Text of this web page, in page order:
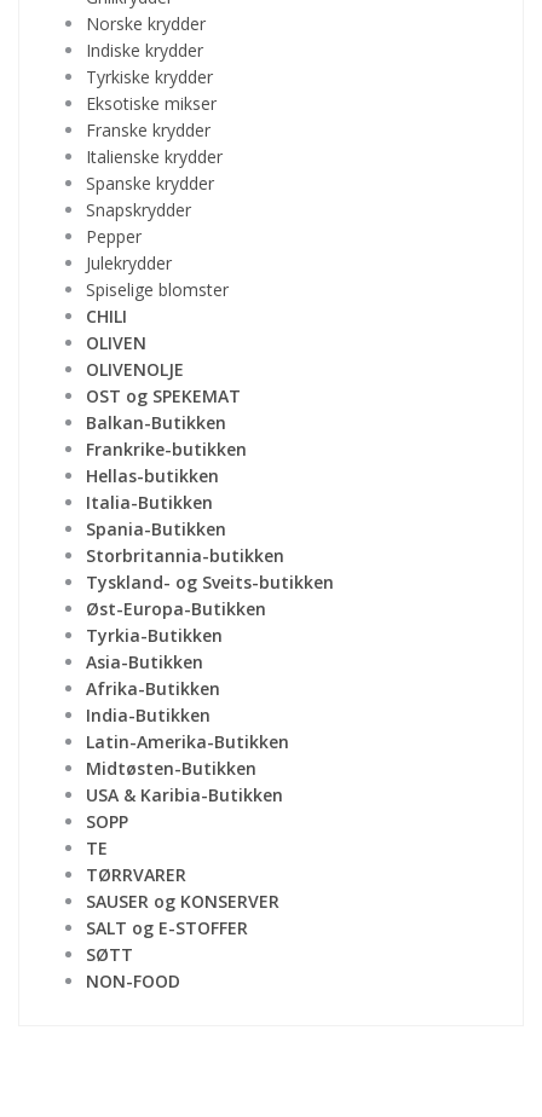
Norske krydder
Indiske krydder
Tyrkiske krydder
Eksotiske mikser
Franske krydder
Italienske krydder
Spanske krydder
Snapskrydder
Pepper
Julekrydder
Spiselige blomster
CHILI
OLIVEN
OLIVENOLJE
OST og SPEKEMAT
Balkan-Butikken
Frankrike-butikken
Hellas-butikken
Italia-Butikken
Spania-Butikken
Storbritannia-butikken
Tyskland- og Sveits-butikken
Øst-Europa-Butikken
Tyrkia-Butikken
Asia-Butikken
Afrika-Butikken
India-Butikken
Latin-Amerika-Butikken
Midtøsten-Butikken
USA & Karibia-Butikken
SOPP
TE
TØRRVARER
SAUSER og KONSERVER
SALT og E-STOFFER
SØTT
NON-FOOD